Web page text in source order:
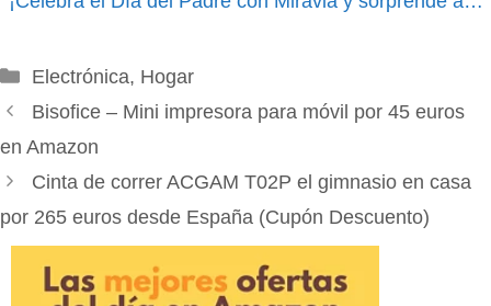
Categorías
Electrónica, Hogar
Bisofice – Mini impresora para móvil por 45 euros
en Amazon
Cinta de correr ACGAM T02P el gimnasio en casa
por 265 euros desde España (Cupón Descuento)